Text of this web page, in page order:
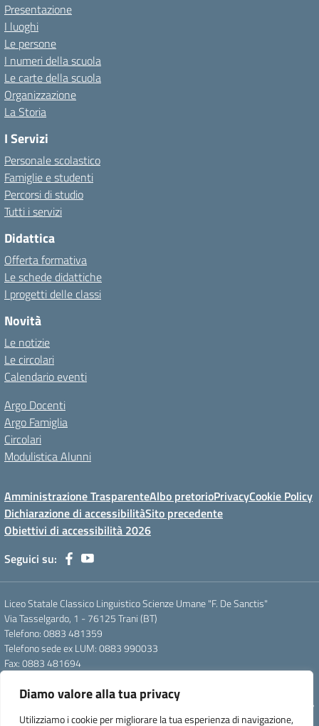
Diamo valore alla tua privacy
Utilizziamo i cookie per migliorare la tua esperienza di navigazione,
Presentazione
I luoghi
Le persone
I numeri della scuola
Le carte della scuola
Organizzazione
La Storia
I Servizi
Personale scolastico
Famiglie e studenti
Percorsi di studio
Tutti i servizi
Didattica
Offerta formativa
Le schede didattiche
I progetti delle classi
Novità
Le notizie
Le circolari
Calendario eventi
Argo Docenti
Argo Famiglia
Circolari
Modulistica Alunni
Amministrazione TrasparenteAlbo pretorioPrivacyCookie Policy
Dichiarazione di accessibilitàSito precedente
Obiettivi di accessibilità 2026
Seguici su:
Liceo Statale Classico Linguistico Scienze Umane "F. De Sanctis"
Via Tasselgardo, 1 - 76125 Trani (BT)
Telefono: 0883 481359
Telefono sede ex LUM: 0883 990033
Fax: 0883 481694
Pec: btpc210007@pec.istruzione.it
Codice Meccanografico: istsc_btpc210007 - Codice Fiscale: 92058830727
- Codice Univoco d'ufficio: UFG4S9